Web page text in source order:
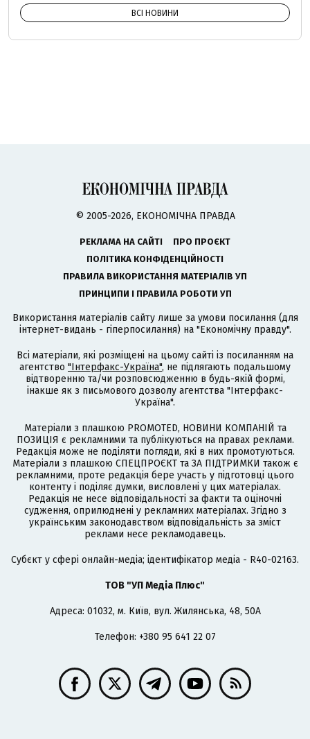
ВСІ НОВИНИ
© 2005-2026, ЕКОНОМІЧНА ПРАВДА
РЕКЛАМА НА САЙТІ
ПРО ПРОЄКТ
ПОЛІТИКА КОНФІДЕНЦІЙНОСТІ
ПРАВИЛА ВИКОРИСТАННЯ МАТЕРІАЛІВ УП
ПРИНЦИПИ І ПРАВИЛА РОБОТИ УП
Використання матеріалів сайту лише за умови посилання (для
інтернет-видань - гіперпосилання) на "Економічну правду".
Всі матеріали, які розміщені на цьому сайті із посиланням на
агентство "Інтерфакс-Україна", не підлягають подальшому
відтворенню та/чи розповсюдженню в будь-якій формі,
інакше як з письмового дозволу агентства "Інтерфакс-
Україна".
Матеріали з плашкою PROMOTED, НОВИНИ КОМПАНІЙ та
ПОЗИЦІЯ є рекламними та публікуються на правах реклами.
Редакція може не поділяти погляди, які в них промотуються.
Матеріали з плашкою СПЕЦПРОЄКТ та ЗА ПІДТРИМКИ також є
рекламними, проте редакція бере участь у підготовці цього
контенту і поділяє думки, висловлені у цих матеріалах.
Редакція не несе відповідальності за факти та оціночні
судження, оприлюднені у рекламних матеріалах. Згідно з
українським законодавством відповідальність за зміст
реклами несе рекламодавець.
Cубєкт у сфері онлайн-медіа; ідентифікатор медіа - R40-02163.
ТОВ "УП Медіа Плюс"
Адреса: 01032, м. Київ, вул. Жилянська, 48, 50А
Телефон: +380 95 641 22 07